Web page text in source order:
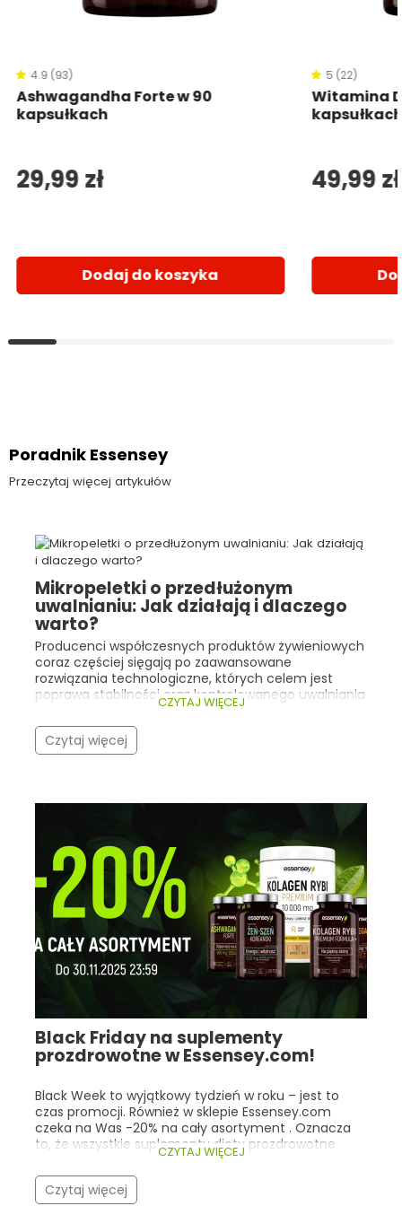
4.9 (93)
Ashwagandha Forte w 90
kapsułkach
29,99 zł
Dodaj do koszyka
5 (22)
Witamina
kapsułkach
49,99 zł
Poradnik Essensey
Przeczytaj więcej artykułów
Mikropeletki o przedłużonym
uwalnianiu: Jak działają i dlaczego
warto?
Producenci współczesnych produktów żywieniowych
coraz częściej sięgają po zaawansowane
rozwiązania technologiczne, których celem jest
poprawa stabilności oraz kontrolowanego uwalniania
składników aktywnych. Dobrym przykładem są tu
mikropeletki o przedłużonym uwalnianiu .
Technologia ta znajduje zastosowanie m.in. w
żywności specjalnego przeznaczenia medycznego
związana z miejscem uwalniania tego składnika.
CZYTAJ WIĘCEJ
Czytaj więcej
Black Friday na suplementy
prozdrowotne w Essensey.com!
Black Week to wyjątkowy tydzień w roku – jest to
czas promocji. Również w sklepie Essensey.com
czeka na Was -20% na cały asortyment . Oznacza
to, że wszystkie suplementy diety prozdrowotne
kupimy o jedną piątą taniej! Co istotne, nasza
promocja trwa cały tydzień (do 30.11.2025r 23:59), a
nie tylko w trakcie Black Friday! Warto zwrócić
CZYTAJ WIĘCEJ
Czytaj więcej